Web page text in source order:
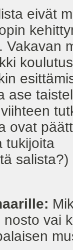
eivät
Vakavan
ase
ovat
tukijoita
salista?)
vai